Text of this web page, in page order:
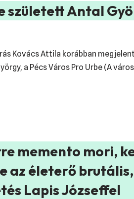
született Antal
Kovács Attila korábban
a Pécs Város Pro Urbe (A
memento mori,
az életerő
Lapis Józseffel